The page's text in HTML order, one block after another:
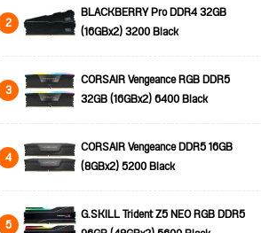
2
BLACKBERRY Pro DDR4 32GB
(16GBx2) 3200 Black
3
CORSAIR Vengeance RGB DDR5
32GB (16GBx2) 6400 Black
4
CORSAIR Vengeance DDR5 16GB
(8GBx2) 5200 Black
5
G.SKILL Trident Z5 NEO RGB DDR5